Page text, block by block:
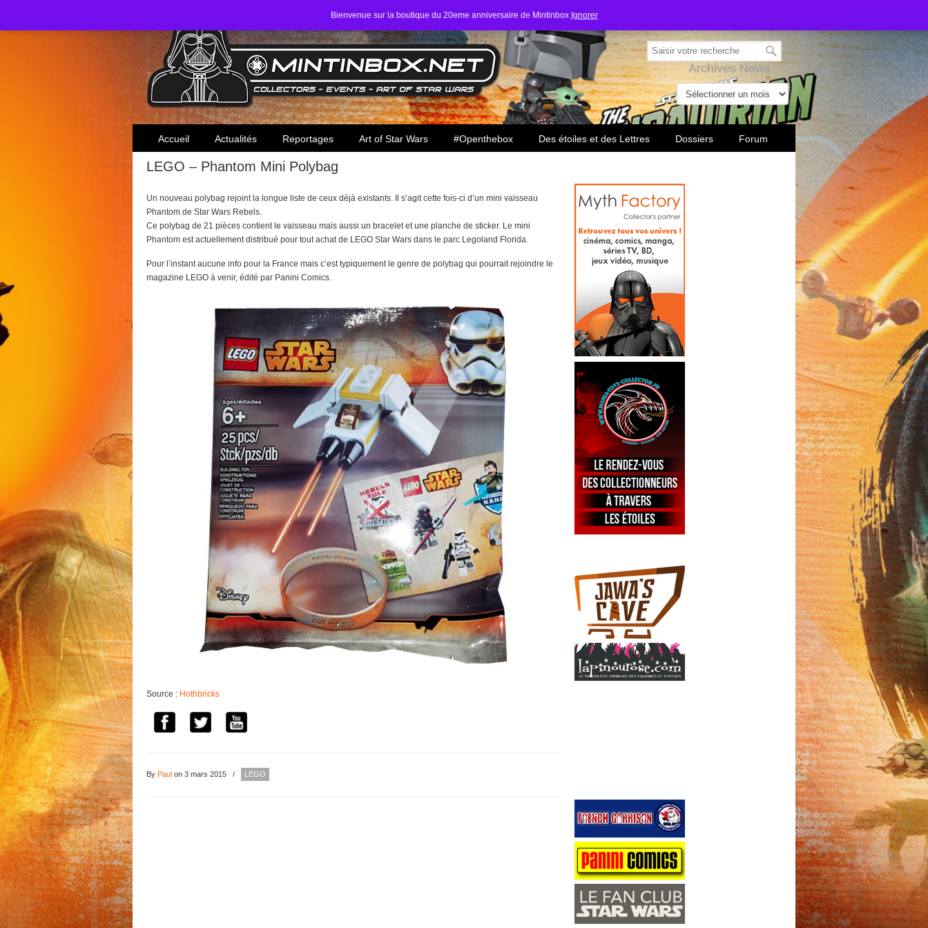
Bienvenue sur la boutique du 20eme anniversaire de Mintinbox Ignorer
Toute l'actualité des collectionneurs Star Wars
Archives News
Accueil Actualités Reportages Art of Star Wars #Openthebox Des étoiles et des Lettres Dossiers Forum
LEGO – Phantom Mini Polybag
Un nouveau polybag rejoint la longue liste de ceux déjà existants. Il s’agit cette fois-ci d’un mini vaisseau
Phantom de Star Wars Rebels.
Ce polybag de 21 pièces contient le vaisseau mais aussi un bracelet et une planche de sticker. Le mini
Phantom est actuellement distribué pour tout achat de LEGO Star Wars dans le parc Legoland Florida.
Pour l’instant aucune info pour la France mais c’est typiquement le genre de polybag qui pourrait rejoindre le
magazine LEGO à venir, édité par Panini Comics.
Source : Hothbricks
By Paul on 3 mars 2015 / LEGO